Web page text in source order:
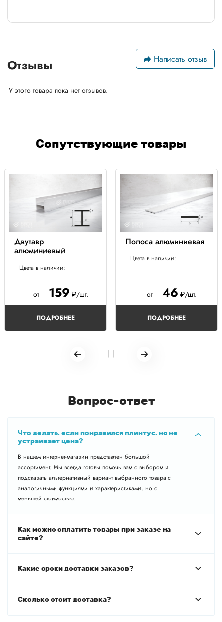
Отзывы Написать отзыв
У этого товара пока нет отзывов.
Сопутствующие товары
Двутавр
алюминиевый
Цвета в наличии:
от 159 ₽/шт.
ПОДРОБНЕЕ
Полоса алюминиевая
Цвета в наличии:
от 46 ₽/шт.
ПОДРОБНЕЕ
Вопрос-ответ
Что делать, если понравился плинтус, но не
устраивает цена?
В нашем интернет-магазин представлен большой
ассортимент. Мы всегда готовы помочь вам с выбором и
подсказать альтернативный вариант выбранного товара с
аналогичными функциями и характеристиками, но с
меньшей стоимостью.
Как можно оплатить товары при заказе на
сайте?
Какие сроки доставки заказов?
Сколько стоит доставка?